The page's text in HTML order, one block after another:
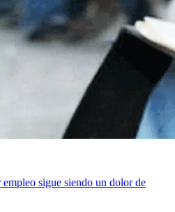
sigue siendo un dolor de